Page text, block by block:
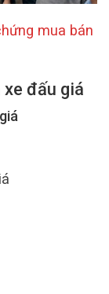
mua bán
xe đấu giá